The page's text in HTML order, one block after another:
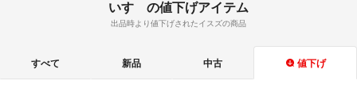
いすゞの値下げアイテム
出品時より値下げされたイスズの商品
すべて 新品 中古 値下げ